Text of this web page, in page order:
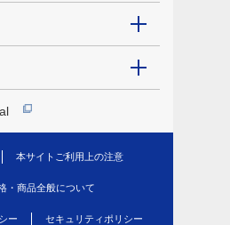
本サイトご利用上の注意
・商品全般について
ー セキュリティポリシー